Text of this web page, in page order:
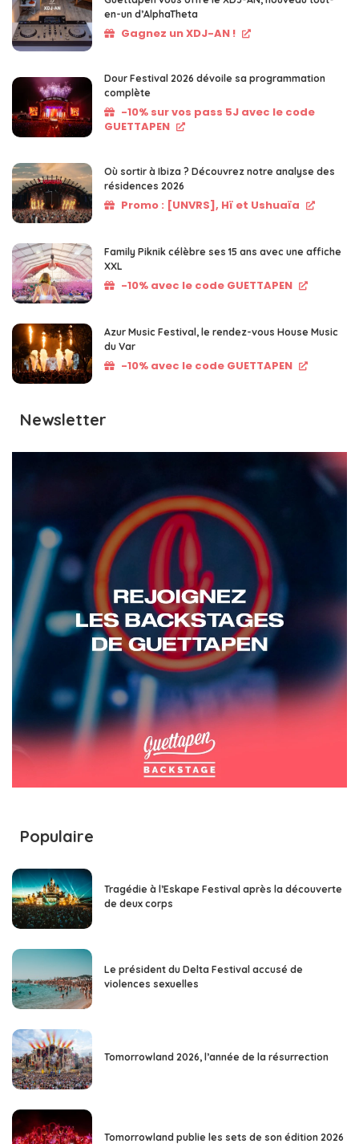
en-un d’AlphaTheta
Gagnez un XDJ-AN !
Dour Festival 2026 dévoile sa programmation
complète
-10% sur vos pass 5J avec le code
GUETTAPEN
Où sortir à Ibiza ? Découvrez notre analyse des
résidences 2026
Promo : [UNVRS], Hï et Ushuaïa
Family Piknik célèbre ses 15 ans avec une affiche
XXL
-10% avec le code GUETTAPEN
Azur Music Festival, le rendez-vous House Music
du Var
-10% avec le code GUETTAPEN
Newsletter
Populaire
Tragédie à l’Eskape Festival après la découverte
de deux corps
Le président du Delta Festival accusé de
violences sexuelles
Tomorrowland 2026, l’année de la résurrection
Tomorrowland publie les sets de son édition 2026